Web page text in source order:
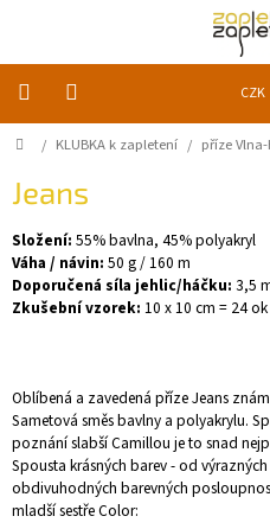
CZK
KLUBKA
Akce
a
slevy
Doplňky
Vychytávky
Časopisy,
knihy
Domů
/ KLUBKA k zapletení / příze
Jeans
Složení: 55% bavlna, 45% polyakryl
Váha / návin: 50 g / 160 m
Doporučená síla jehlic/háčku: 3,5
Zkušební vzorek: 10 x 10 cm = 24
Oblíbená a zavedená příze Jeans
Sametová směs bavlny a polyakrylu.
poznání slabší Camillou je to snad
Spousta krásných barev - od
obdivuhodných barevných
mladší sestře Color: